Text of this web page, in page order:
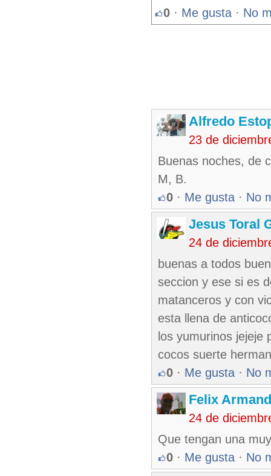
0 · Me gusta · No
Alfredo
23 de
Buenas noches, de
M, B.
0 · Me gusta · No
Jesus Toral
24 de
buenas a todos
seccion y ese si es
matanceros y con
esta llena de
los yumurinos
cocos suerte
0 · Me gusta · No
Felix
24 de
Que tengan una
0 · Me gusta · No